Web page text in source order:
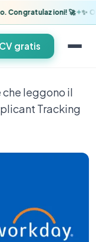
Congratulazioni! ✦
gratis
che leggono il
Tracking